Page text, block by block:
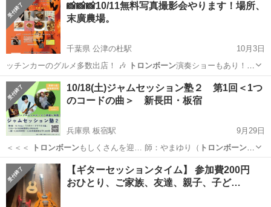
📸📸📸10/11無料写真撮影会やります！場所、
末廣農場。
千葉県 公津の杜駅
10月3日
ッチンカーのグルメ多数出店！ 🎶
トロンボーン演奏ショーもあり！
✨かわいく撮…
千葉 富里市 公津の杜駅 ハロウィン
10/18(土)ジャムセッション塾２ 第1回＜1つ
のコードの曲＞ 新長田・板宿
兵庫県 板宿駅
9月29日
＜＜＜
トロンボーンもしくさんを迎… 師：やまゆり（ トロンボーン）
苔山航佑（ギ…
兵庫 神戸市 板宿駅 ワークショップ ジャムセッション
【ギターセッションタイム】 参加費200円
おひとり、ご家族、友達、親子、子ど…